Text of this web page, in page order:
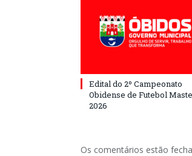
Edital do 2º Campeonato
Obidense de Futebol
2026
Os comentários estão